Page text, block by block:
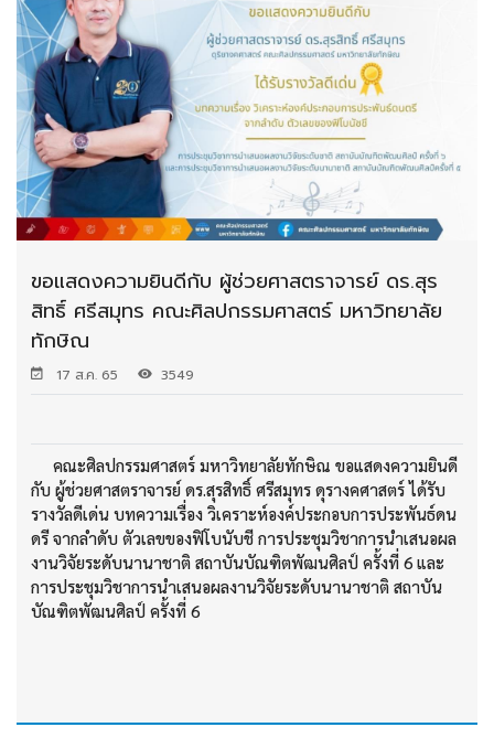
ขอแสดงความยินดีกับ ผู้ช่วยศาสตราจารย์ ดร.สุร
สิทธิ์ ศรีสมุทร คณะศิลปกรรมศาสตร์ มหาวิทยาลัย
ทักษิณ
17 ส.ค. 65 3549
คณะศิลปกรรมศาสตร์ มหาวิทยาลัยทักษิณ ขอแสดงความยินดี
กับ ผู้ช่วยศาสตราจารย์ ดร.สุรสิทธิ์ ศรีสมุทร ดุรางคศาสตร์ ได้รับ
รางวัลดีเด่น บทความเรื่อง วิเคราะห์องค์ประกอบการประพันธ์ดน
ดรี จากลำดับ ตัวเลขของฟิโบนับชี การประชุมวิชาการนำเสนอผล
งานวิจัยระดับนานาชาติ สถาบันบัณฑิตพัฒนศิลป์ ครั้งที่ 6 และ
การประชุมวิชาการนำเสนอผลงานวิจัยระดับนานาชาติ สถาบัน
บัณฑิตพัฒนศิลป์ ครั้งที่ 6